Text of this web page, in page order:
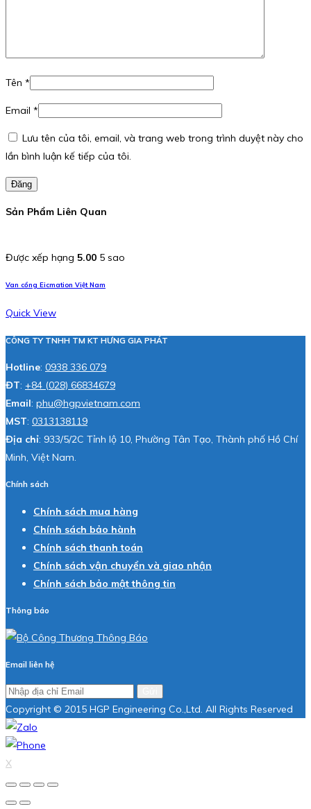
Tên *
Email *
Lưu tên của tôi, email, và trang web trong trình duyệt này cho
lần bình luận kế tiếp của tôi.
Đăng
Sản Phẩm Liên Quan
Được xếp hạng 5.00 5 sao
Van cổng Eicmation Việt Nam
Quick View
CÔNG TY TNHH TM KT HƯNG GIA PHÁT
Hotline: 0938 336 079
ĐT: +84 (028) 66834679
Email: phu@hgpvietnam.com
MST: 0313138119
Địa chỉ: 933/5/2C Tỉnh lộ 10, Phường Tân Tạo, Thành phố Hồ Chí
Minh, Việt Nam.
Chính sách
Chính sách mua hàng
Chính sách bảo hành
Chính sách thanh toán
Chính sách vận chuyển và giao nhận
Chính sách bảo mật thông tin
Thông báo
Email liên hệ
Copyright © 2015 HGP Engineering Co.,Ltd. All Rights Reserved
X